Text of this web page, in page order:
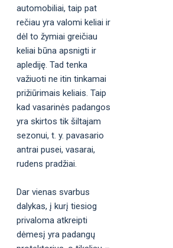
automobiliai, taip pat
rečiau yra valomi keliai ir
dėl to žymiai greičiau
keliai būna apsnigti ir
aplediję. Tad tenka
važiuoti ne itin tinkamai
prižiūrimais keliais. Taip
kad vasarinės padangos
yra skirtos tik šiltajam
sezonui, t. y. pavasario
antrai pusei, vasarai,
rudens pradžiai.
Dar vienas svarbus
dalykas, į kurį tiesiog
privaloma atkreipti
dėmesį yra padangų